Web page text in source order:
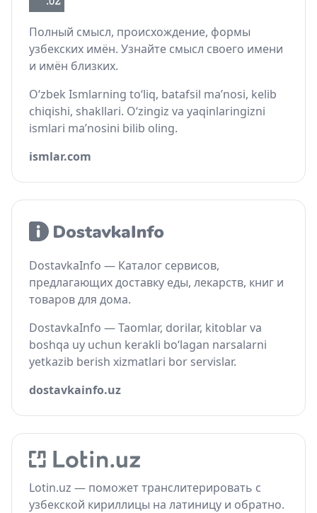
Полный смысл, происхождение, формы
узбекских имён. Узнайте смысл своего имени
и имён близких.
O‘zbek Ismlarning to‘liq, batafsil ma’nosi, kelib
chiqishi, shakllari. O‘zingiz va yaqinlaringizni
ismlari ma’nosini bilib oling.
ismlar.com
DostavkaInfo — Каталог сервисов,
предлагающих доставку еды, лекарств, книг и
товаров для дома.
DostavkaInfo — Taomlar, dorilar, kitoblar va
boshqa uy uchun kerakli bo‘lagan narsalarni
yetkazib berish xizmatlari bor servislar.
dostavkainfo.uz
Lotin.uz — поможет транслитерировать с
узбекской кириллицы на латиницу и обратно.